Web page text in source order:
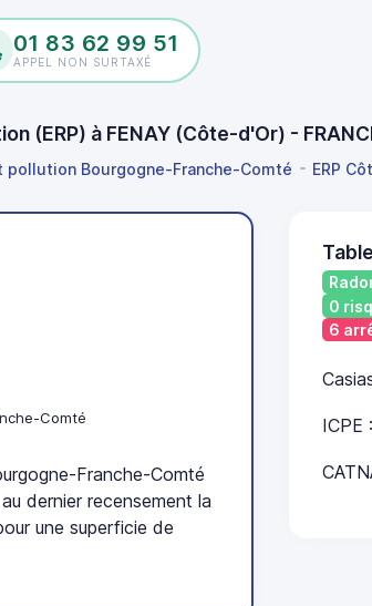
01 83 62 99 51
APPEL NON SURTAXÉ
(ERP) à FENAY (Côte-d'Or) -
pollution Bourgogne-Franche-Comté ERP
Comté
Franche-Comté
dernier recensement la
une superficie de
0
6
ICPE :